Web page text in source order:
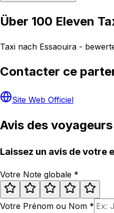
Über 100 Eleven
Taxi nach Essaouira -
Contacter ce
Site Web Officiel
Avis des voyageurs
Laissez un avis de votre
Votre Note globale *
Votre Prénom ou Nom *